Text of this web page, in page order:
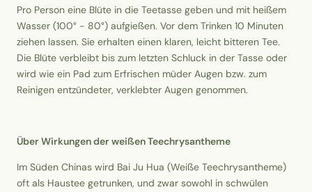
Pro Person eine Blüte in die Teetasse geben und mit heißem
Wasser (100° - 80°) aufgießen. Vor dem Trinken 10 Minuten
ziehen lassen. Sie erhalten einen klaren, leicht bitteren Tee.
Die Blüte verbleibt bis zum letzten Schluck in der Tasse oder
wird wie ein Pad zum Erfrischen müder Augen bzw. zum
Reinigen entzündeter, verklebter Augen genommen.
Über Wirkungen der weißen Teechrysantheme
Im Süden Chinas wird Bai Ju Hua (Weiße Teechrysantheme)
oft als Haustee getrunken, und zwar sowohl in schwülen